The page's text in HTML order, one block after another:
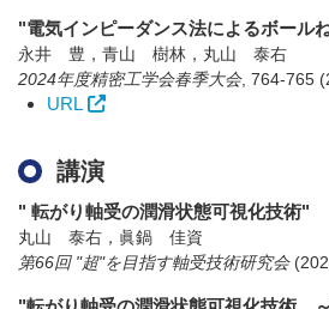
"電気インピーダンス法によるボール
永井 豊，青山 樹林，丸山 泰右
2024年度精密工学会春季大会, 764-765
URL
講演
" 転がり軸受の潤滑状態可視化技術"
丸山 泰右，眞鍋 佳資
第66回 "超"を目指す軸受技術研究会